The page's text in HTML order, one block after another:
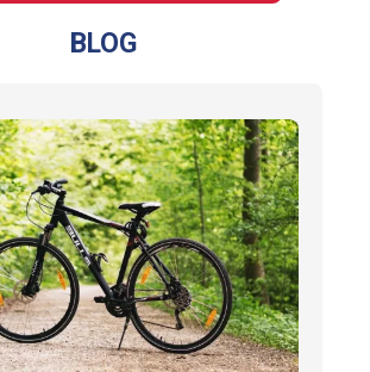
BLOG